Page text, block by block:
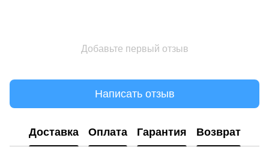
Добавьте первый отзыв
Написать отзыв
Доставка Оплата Гарантия Возврат